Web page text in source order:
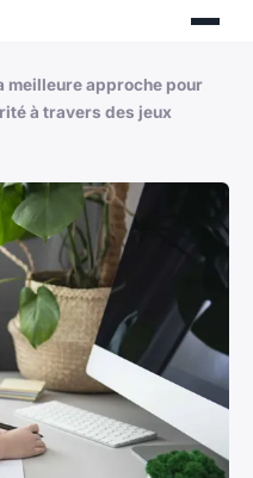
meilleure approche pour
à travers des jeux